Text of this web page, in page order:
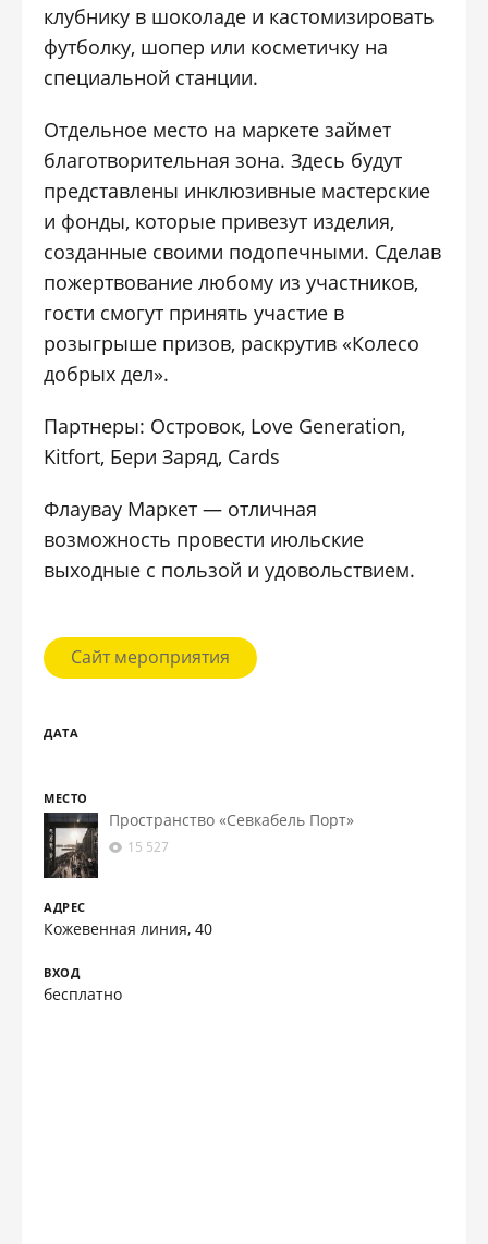
клубнику в шоколаде и кастомизировать
футболку, шопер или косметичку на
специальной станции.
Отдельное место на маркете займет
благотворительная зона. Здесь будут
представлены инклюзивные мастерские
и фонды, которые привезут изделия,
созданные своими подопечными. Сделав
пожертвование любому из участников,
гости смогут принять участие в
розыгрыше призов, раскрутив «Колесо
добрых дел».
Партнеры: Островок, Love Generation,
Kitfort, Бери Заряд, Cards
Флаувау Маркет — отличная
возможность провести июльские
выходные с пользой и удовольствием.
Сайт мероприятия
ДАТА
МЕСТО
Пространство «Севкабель Порт»
15 527
АДРЕС
Кожевенная линия, 40
ВХОД
бесплатно